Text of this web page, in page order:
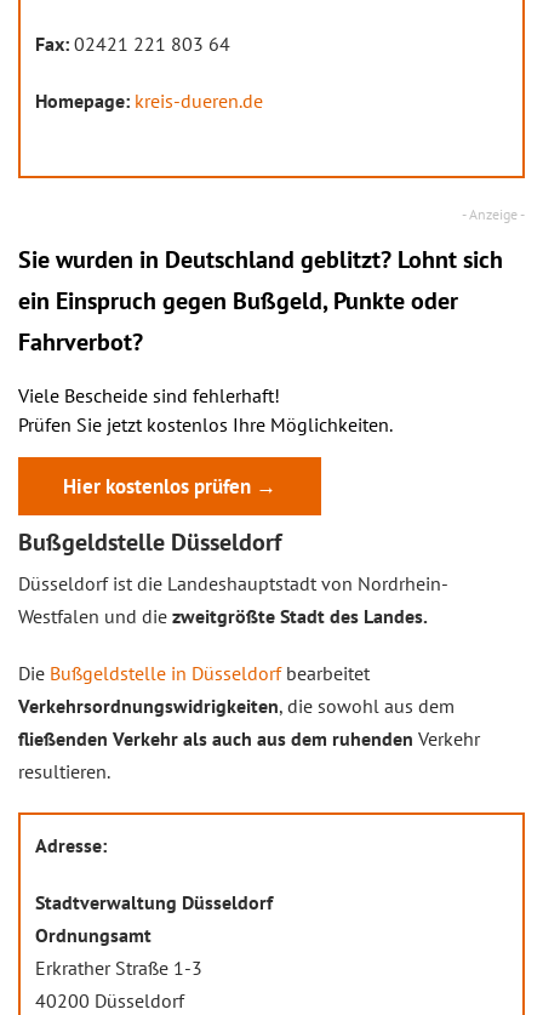
Fax: 02421 221 803 64
Homepage: kreis-dueren.de
Sie wurden in Deutschland geblitzt? Lohnt sich
ein Einspruch gegen Bußgeld, Punkte oder
Fahrverbot?
Viele Bescheide sind fehlerhaft!
Prüfen Sie jetzt kostenlos Ihre Möglichkeiten.
Hier kostenlos prüfen →
Bußgeldstelle Düsseldorf
Düsseldorf ist die Landeshauptstadt von Nordrhein-
Westfalen und die zweitgrößte Stadt des Landes.
Die Bußgeldstelle in Düsseldorfbearbeitet
Verkehrsordnungswidrigkeiten, die sowohl aus dem
fließenden Verkehr als auch aus dem ruhenden Verkehr
resultieren.
Adresse:
Stadtverwaltung Düsseldorf
Ordnungsamt
Erkrather Straße 1-3
40200 Düsseldorf